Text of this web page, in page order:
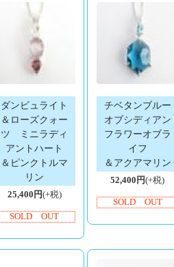
ダンビュライト
＆ローズクォー
ツ ミニラディ
アントハート
＆ピンクトルマ
リン
25,400円(+税)
SOLD OUT
チベタンブルー
オブシディアン
フラワーオブラ
イフ
＆アクアマリン
52,400円(+税)
SOLD OUT